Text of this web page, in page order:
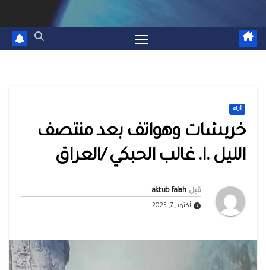
أراء
خربشات وهواتف بعد منتصف
الليل .ا. غالب الحبكي /العراق
قبل aktub falah
أكتوبر 7, 2025